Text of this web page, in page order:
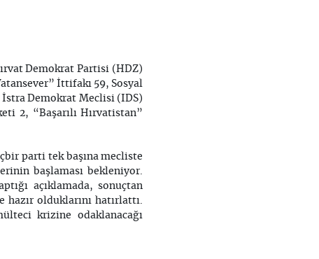
Demokrat Partisi (HDZ)
İttifakı 59, Sosyal
Demokrat Meclisi (IDS)
2, “Başarılı Hırvatistan”
parti tek başına mecliste
başlaması bekleniyor.
açıklamada, sonuçtan
olduklarını hatırlattı.
krizine odaklanacağı